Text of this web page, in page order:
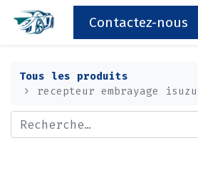
Contactez-nous
Tous les produits
recepteur embrayage isuzu